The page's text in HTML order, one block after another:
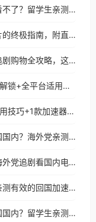
在国外看优酷上的电影为什么有的看不了？留学生亲测有效的回国加速方案
优酷区域限制破解：海外党追剧看片的终极指南，附直播欧冠+1905电影网解决方案
优酷国外看不了怎么解决？海外党追剧购物全攻略，这招亲测有效！
在老挝用优酷地区限制怎么办？3步解锁+全平台适用的回国加速器指南
海外党有优酷会员却看不了？3个实用技巧+1款加速器解决追剧&金融APP难题
在日本用优酷怎么把定位修改到中国国内？海外党亲测有效的回国加速指南
还在被优酷提示非中国地区困扰？海外党追剧看国内电影的正确打开方式
海外看优酷的软件怎么选？留学生亲测有效的回国加速方案
在英国用优酷怎么把定位修改到中国国内？留学生亲测有效的回国加速方案